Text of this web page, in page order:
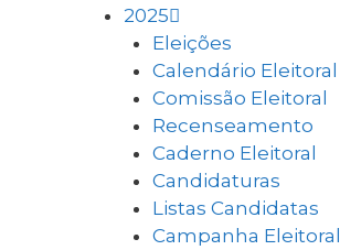
2025
Eleições
Calendário Eleitoral
Comissão Eleitoral
Recenseamento
Caderno Eleitoral
Candidaturas
Listas Candidatas
Campanha Eleitoral